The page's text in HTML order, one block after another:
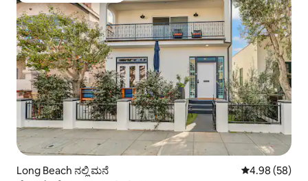
Long Beach ನಲ್ಲಿ ಮನೆ 5 ರಲ್ಲಿ 4.98
4.98 (58)